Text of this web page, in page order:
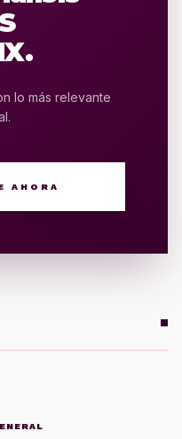
lo más relevante
AHORA